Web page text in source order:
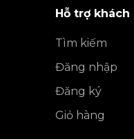
Hỗ trợ khách
Tìm kiếm
Đăng nhập
Đăng ký
Giỏ hàng